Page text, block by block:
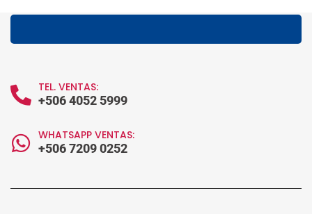
TEL. VENTAS:
+506 4052 5999
WHATSAPP VENTAS:
+506 7209 0252